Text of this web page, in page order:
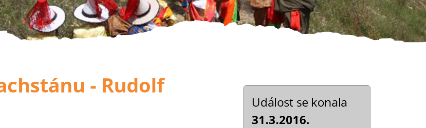
- Rudolf
Událost se konala
31.3.2016.